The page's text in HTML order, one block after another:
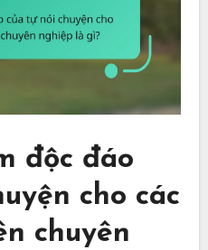
độc đáo
cho các
chuyên